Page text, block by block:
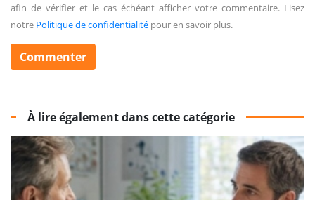
afin de vérifier et le cas échéant afficher votre commentaire. Lisez
notre Politique de confidentialité pour en savoir plus.
À lire également dans cette catégorie